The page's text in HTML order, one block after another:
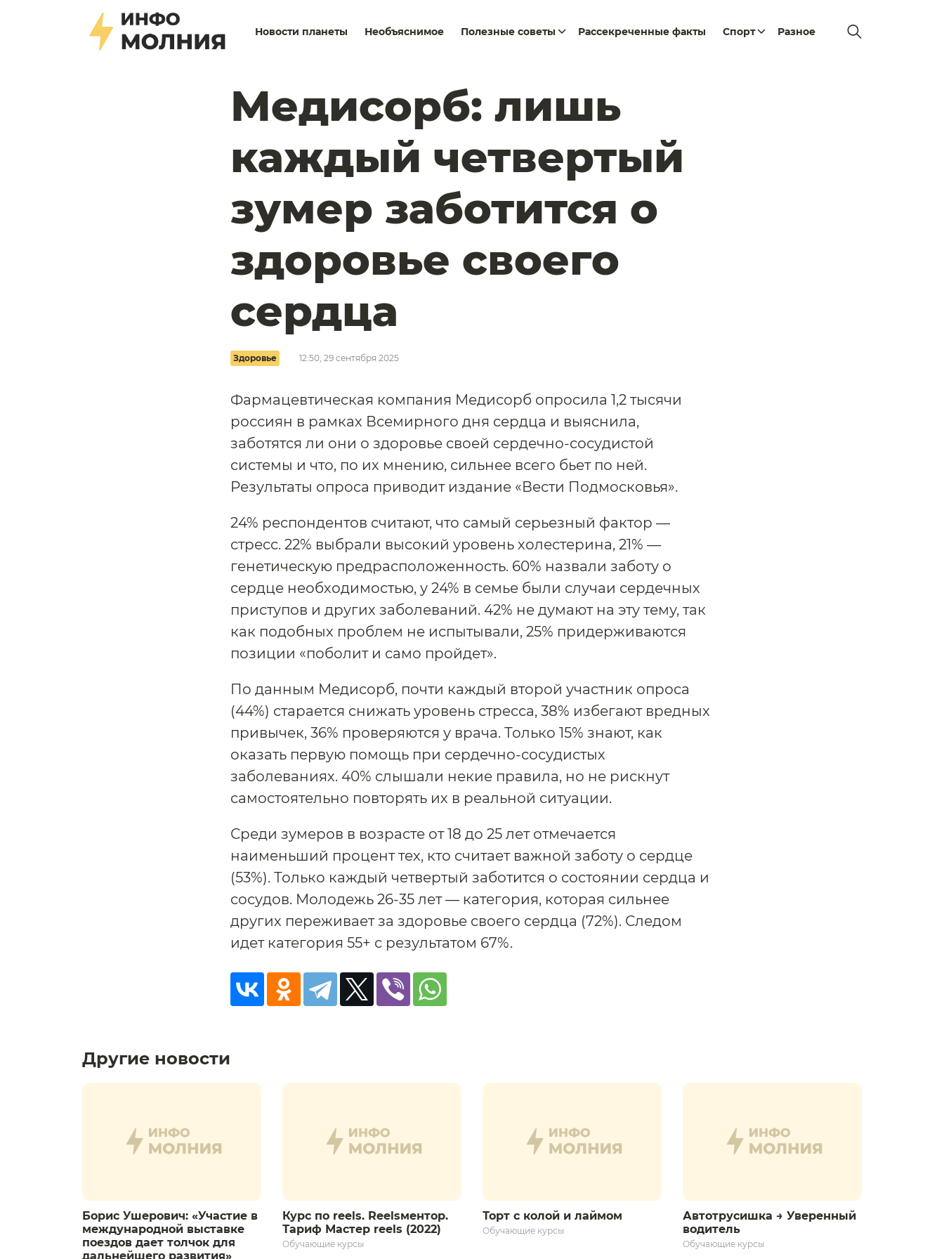
Новости планеты Необъяснимое Полезные советы Рассекреченные факты Спорт Разное
Медисорб: лишь
каждый четвертый
зумер заботится о
здоровье своего
сердца
Здоровье 12:50, 29 сентября 2025
Фармацевтическая компания Медисорб опросила 1,2 тысячи
россиян в рамках Всемирного дня сердца и выяснила,
заботятся ли они о здоровье своей сердечно-сосудистой
системы и что, по их мнению, сильнее всего бьет по ней.
Результаты опроса приводит издание «Вести Подмосковья».
24% респондентов считают, что самый серьезный фактор —
стресс. 22% выбрали высокий уровень холестерина, 21% —
генетическую предрасположенность. 60% назвали заботу о
сердце необходимостью, у 24% в семье были случаи сердечных
приступов и других заболеваний. 42% не думают на эту тему, так
как подобных проблем не испытывали, 25% придерживаются
позиции «поболит и само пройдет».
По данным Медисорб, почти каждый второй участник опроса
(44%) старается снижать уровень стресса, 38% избегают вредных
привычек, 36% проверяются у врача. Только 15% знают, как
оказать первую помощь при сердечно-сосудистых
заболеваниях. 40% слышали некие правила, но не рискнут
самостоятельно повторять их в реальной ситуации.
Среди зумеров в возрасте от 18 до 25 лет отмечается
наименьший процент тех, кто считает важной заботу о сердце
(53%). Только каждый четвертый заботится о состоянии сердца и
сосудов. Молодежь 26-35 лет — категория, которая сильнее
других переживает за здоровье своего сердца (72%). Следом
идет категория 55+ с результатом 67%.
Другие новости
Борис Ушерович: «Участие в
международной выставке
поездов дает толчок для
дальнейшего развития»
Курс по reels. Reelsментор.
Тариф Мастер reels (2022)
Обучающие курсы
Торт с колой и лаймом
Обучающие курсы
Автотрусишка → Уверенный
водитель​
Обучающие курсы